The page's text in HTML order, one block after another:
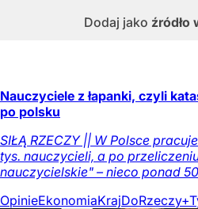
Dodaj jako źródło
Nauczyciele z łapanki, czyli
po polsku
SIŁĄ RZECZY || W Polsce
tys. nauczycieli, a po
nauczycielskie" – nieco ponad
OpinieEkonomiaKrajDoRzeczy+